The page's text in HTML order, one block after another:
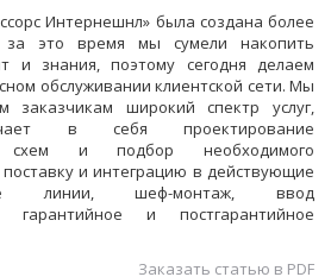
Интернешнл» была создана более
это время мы сумели накопить
и знания, поэтому сегодня делаем
обслуживании клиентской сети. Мы
заказчикам широкий спектр услуг,
в себя проектирование
схем и подбор необходимого
и интеграцию в действующие
линии, шеф-монтаж, ввод
гарантийное и постгарантийное
Заказать статью в PDF